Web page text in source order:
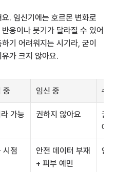
. 임신기에는 호르몬 변화로
응이나 붓기가 달라질 수 있어
기 어려워지는 시기라, 굳이
가 크지 않아요.
중 임신 중 수
가능 권하지 않아요
권
에요
시점
안전 데이터 부재
+ 피부 예민
안